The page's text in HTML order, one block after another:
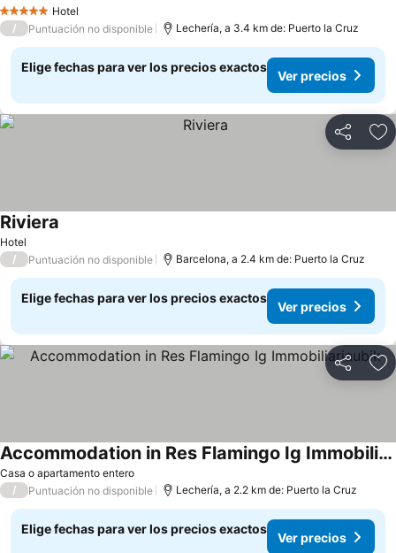
5 Estrellas Hotel
/ Puntuación no disponible Lechería, a 3.4 km de: Puerto la Cruz
Elige fechas para ver los precios exactos
Ver precios
Compartir
Hotel
Riviera
/ Puntuación no disponible Barcelona, a 2.4 km de: Puerto la Cruz
Elige fechas para ver los precios exactos
Ver precios
Compartir
Casa o apartamento entero
Accommodation in Res Flamingo Ig Immobiliariaubik
/ Puntuación no disponible Lechería, a 2.2 km de: Puerto la Cruz
Elige fechas para ver los precios exactos
Ver precios